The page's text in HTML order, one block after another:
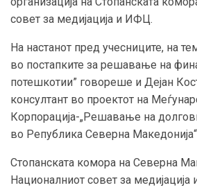
совет за медијација и ИФЦ.
На настанот пред учесниците, на
во постапките за решавање на
потешкотии” говореше и Дејан
консултант во проектот на
Корпорација-„Решавање на
во Република Северна
Стопанската комора на Северна
Националниот совет за медијација